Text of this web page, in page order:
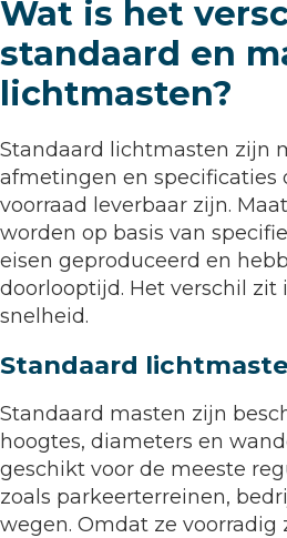
Wat is het
standaard en
lichtmasten?
Standaard lichtmasten zijn
afmetingen en specificaties
voorraad leverbaar zijn.
worden op basis van
eisen geproduceerd en
doorlooptijd. Het verschil zit
snelheid.
Standaard
Standaard masten zijn
hoogtes, diameters en
geschikt voor de meeste
zoals parkeerterreinen,
wegen. Omdat ze voorradig